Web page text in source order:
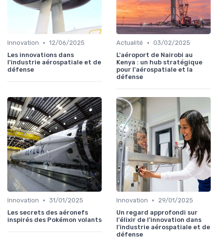
Innovation • 12/06/2025
Les innovations dans
l'industrie aérospatiale et de
défense
Actualité • 03/02/2025
L'aéroport de Nairobi au
Kenya : un hub stratégique
pour l'aérospatiale et la
défense
Innovation • 31/01/2025
Les secrets des aéronefs
inspirés des Pokémon volants
Innovation •
29/01/2025
Un regard approfondi sur
l'élixir de l'innovation dans
l'industrie aérospatiale et de
défense